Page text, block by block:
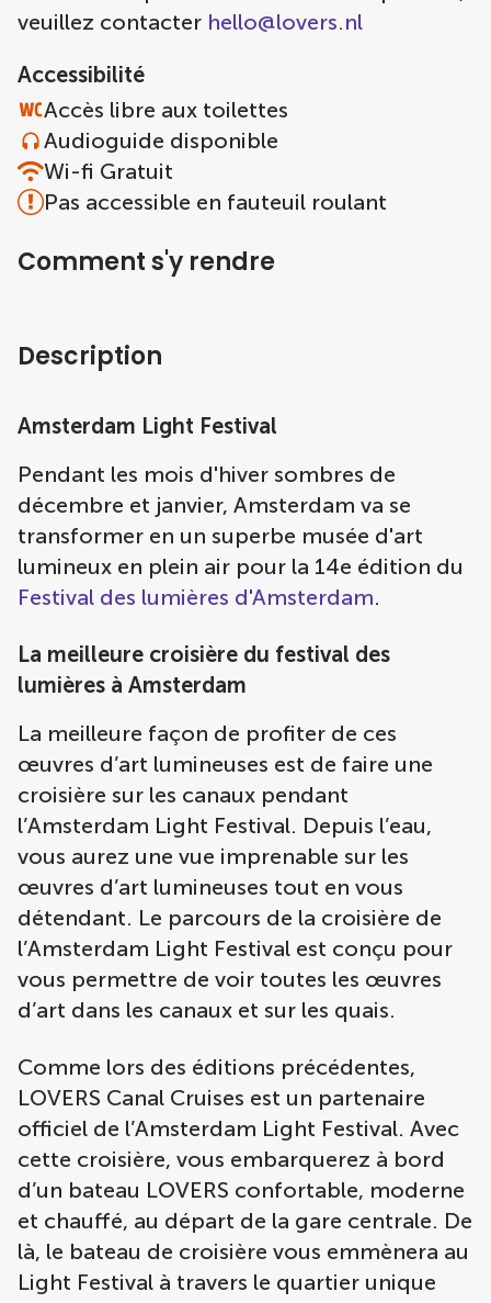
veuillez contacter hello@lovers.nl
Accessibilité
Accès libre aux toilettes
Audioguide disponible
Wi-fi Gratuit
Pas accessible en fauteuil roulant
Comment s'y rendre
Description
Amsterdam Light Festival
Pendant les mois d'hiver sombres de
décembre et janvier, Amsterdam va se
transformer en un superbe musée d'art
lumineux en plein air pour la 14e édition du
Festival des lumières d'Amsterdam.
La meilleure croisière du festival des
lumières à Amsterdam
La meilleure façon de profiter de ces
œuvres d’art lumineuses est de faire une
croisière sur les canaux pendant
l’Amsterdam Light Festival. Depuis l’eau,
vous aurez une vue imprenable sur les
œuvres d’art lumineuses tout en vous
détendant. Le parcours de la croisière de
l’Amsterdam Light Festival est conçu pour
vous permettre de voir toutes les œuvres
d’art dans les canaux et sur les quais.
Comme lors des éditions précédentes,
LOVERS Canal Cruises est un partenaire
officiel de l’Amsterdam Light Festival. Avec
cette croisière, vous embarquerez à bord
d’un bateau LOVERS confortable, moderne
et chauffé, au départ de la gare centrale. De
là, le bateau de croisière vous emmènera au
Light Festival à travers le quartier unique